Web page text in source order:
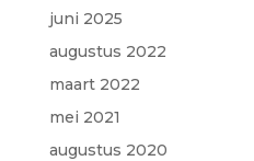
juni 2025
augustus 2022
maart 2022
mei 2021
augustus 2020